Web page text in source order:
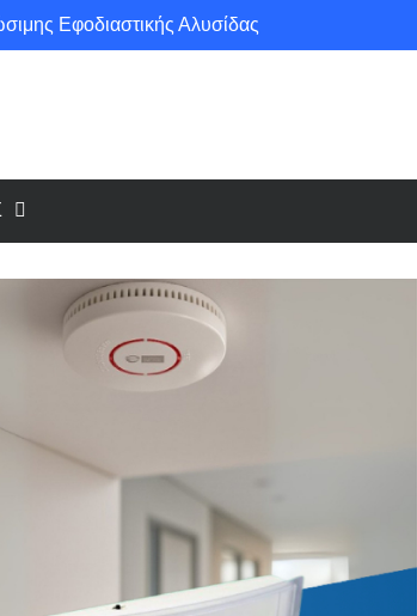
Εφοδιαστικής Αλυσίδας